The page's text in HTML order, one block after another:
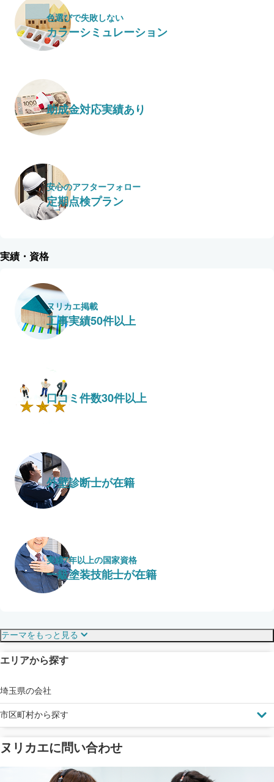
色選びで失敗しない
カラーシミュレーション
助成金対応実績あり
安心のアフターフォロー
定期点検プラン
実績・資格
ヌリカエ掲載
工事実績50件以上
口コミ件数30件以上
外壁診断士が在籍
実績7年以上の国家資格
一級塗装技能士が在籍
塗料の​品質を​保証
メーカー保証
見えにくい屋根も安心
ドローン診断
省エネ効果
断熱・遮熱塗料対応
テーマをもっと見る
エリアから探す
埼玉県の会社
市区町村から探す
ヌリカエに問い合わせ